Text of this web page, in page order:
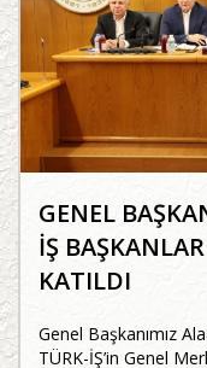
GENEL
İŞ
KATILDI
Genel Başkanımız
TÜRK-İŞ’in Genel